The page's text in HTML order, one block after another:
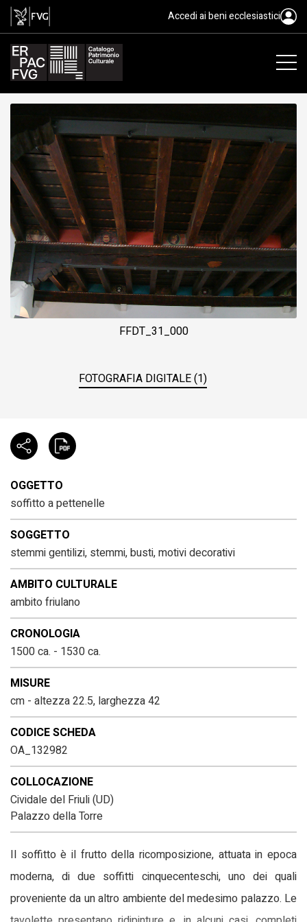
soffitto, ambito friulano, XVI
Accedi ai beni ecclesiastici
FFDT_31_000
FOTOGRAFIA DIGITALE (1)
OGGETTO
soffitto a pettenelle
SOGGETTO
stemmi gentilizi, stemmi, busti, motivi decorativi
AMBITO CULTURALE
ambito friulano
CRONOLOGIA
1500 ca. - 1530 ca.
MISURE
cm - altezza 22.5, larghezza 42
CODICE SCHEDA
OA_132982
COLLOCAZIONE
Cividale del Friuli (UD)
Palazzo della Torre
Il soffitto è il frutto della ricomposizione, attuata in epoca
moderna, di due soffitti cinquecenteschi, uno dei quali
proveniente da un altro ambiente del medesimo palazzo. Le